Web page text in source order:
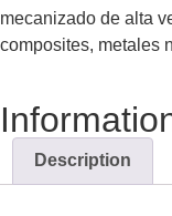
mecanizado de alta
composites, metales
Description